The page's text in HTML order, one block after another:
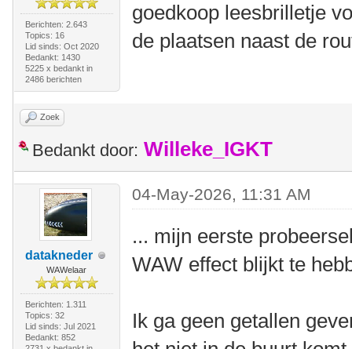
Berichten: 2.643
Topics: 16
Lid sinds: Oct 2020
Bedankt: 1430
5225 x bedankt in
2486 berichten
goedkoop leesbrilletje
de plaatsen naast de
Zoek
Bedankt door: Willeke_IGKT
datakneder
WAWelaar
Berichten: 1.311
Topics: 32
Lid sinds: Jul 2021
Bedankt: 852
04-May-2026, 11:31 AM
... mijn eerste
WAW effect blijkt te
Ik ga geen getallen